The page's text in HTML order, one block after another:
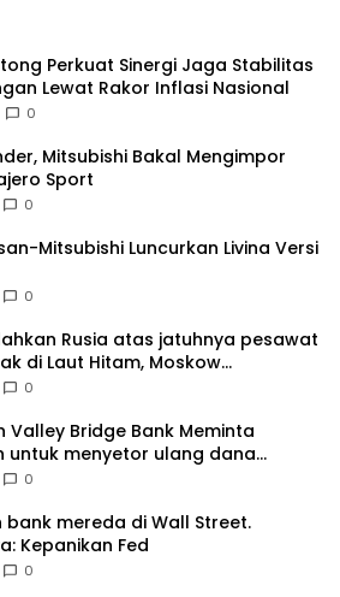
Perkuat Sinergi Jaga Stabilitas
Lewat Rakor Inflasi Nasional
0
Mitsubishi Bakal Mengimpor
Sport
0
Mitsubishi Luncurkan Livina Versi
0
Rusia atas jatuhnya pesawat
di Laut Hitam, Moskow
0
Valley Bridge Bank Meminta
untuk menyetor ulang dana
0
bank mereda di Wall Street.
Kepanikan Fed
0